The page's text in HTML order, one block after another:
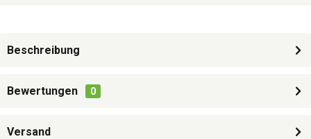
Beschreibung
Bewertungen 0
Versand